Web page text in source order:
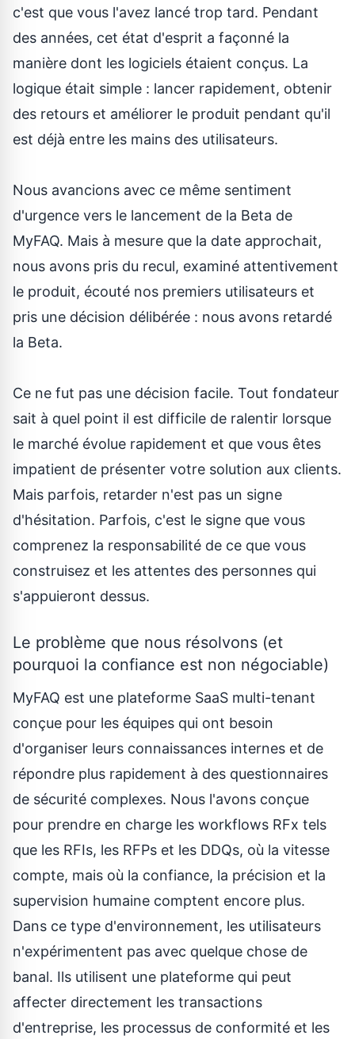
c'est que vous l'avez lancé trop tard. Pendant
des années, cet état d'esprit a façonné la
manière dont les logiciels étaient conçus. La
logique était simple : lancer rapidement, obtenir
des retours et améliorer le produit pendant qu'il
est déjà entre les mains des utilisateurs.
Nous avancions avec ce même sentiment
d'urgence vers le lancement de la Beta de
MyFAQ. Mais à mesure que la date approchait,
nous avons pris du recul, examiné attentivement
le produit, écouté nos premiers utilisateurs et
pris une décision délibérée : nous avons retardé
la Beta.
Ce ne fut pas une décision facile. Tout fondateur
sait à quel point il est difficile de ralentir lorsque
le marché évolue rapidement et que vous êtes
impatient de présenter votre solution aux clients.
Mais parfois, retarder n'est pas un signe
d'hésitation. Parfois, c'est le signe que vous
comprenez la responsabilité de ce que vous
construisez et les attentes des personnes qui
s'appuieront dessus.
Le problème que nous résolvons (et
pourquoi la confiance est non négociable)
MyFAQ est une plateforme SaaS multi-tenant
conçue pour les équipes qui ont besoin
d'organiser leurs connaissances internes et de
répondre plus rapidement à des questionnaires
de sécurité complexes. Nous l'avons conçue
pour prendre en charge les workflows RFx tels
que les RFIs, les RFPs et les DDQs, où la vitesse
compte, mais où la confiance, la précision et la
supervision humaine comptent encore plus.
Dans ce type d'environnement, les utilisateurs
n'expérimentent pas avec quelque chose de
banal. Ils utilisent une plateforme qui peut
affecter directement les transactions
d'entreprise, les processus de conformité et les